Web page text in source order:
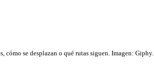
cómo se desplazan o qué rutas siguen. Imagen: Giphy.